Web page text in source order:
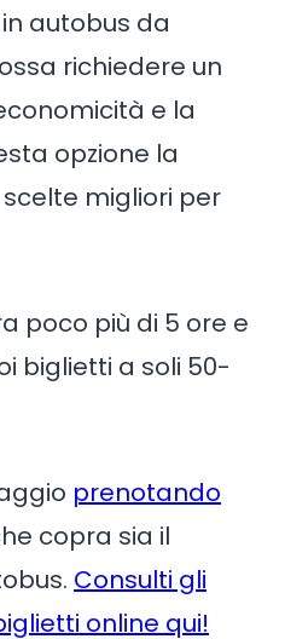
autobus da
richiedere un
e la
opzione la
migliori per
poco più di 5 ore e
biglietti a soli 50-
prenotando
copra sia il
Consulti gli
online qui!